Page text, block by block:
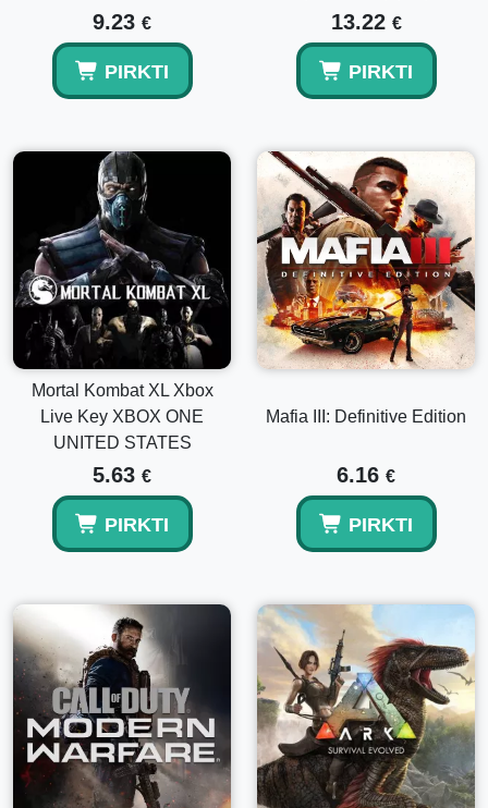
9.23 €
PIRKTI
13.22 €
PIRKTI
Mortal Kombat XL Xbox
Live Key XBOX ONE
UNITED STATES
5.63 €
PIRKTI
Mafia III: Definitive Edition
6.16 €
PIRKTI